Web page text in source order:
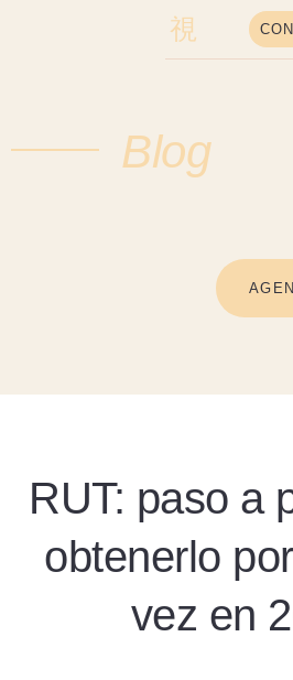
Blog
RUT: paso a
obtenerlo
vez en